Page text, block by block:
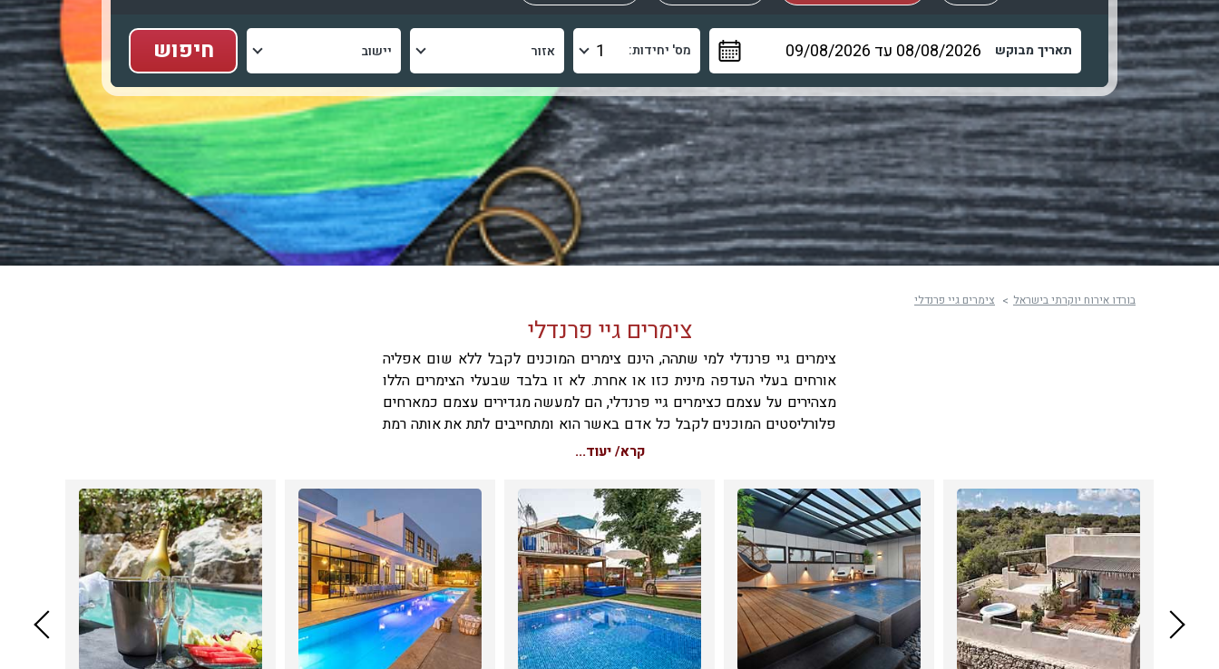
תאריך מבוקש מס' יחידות:
בורדו אירוח יוקרתי בישראל צימרים גיי פרנדלי
צימרים גיי פרנדלי
צימרים גיי פרנדלי למי שתהה, הינם צימרים המוכנים לקבל ללא שום אפליה
אורחים בעלי העדפה מינית כזו או אחרת. לא זו בלבד שבעלי הצימרים הללו
מצהירים על עצמם כצימרים גיי פרנדלי, הם למעשה מגדירים עצמם כמארחים
פלורליסטים המוכנים לקבל כל אדם באשר הוא ומתחייבים לתת את אותה רמת
ושירותים מבעלי עסקים או ארגונים שידידותיים לרעיונות שהקהילה מייצגת
ובכלל זה נופשים וחופשות במתחמים המגדירים עצמם צימרים גיי פרנדלי.
אבל למעשה, לא רק הקהילה הגאה תעדיף לעשות זאת, כל מי שרואה עצמו
כתומך בחופש הבחירה שאינו תלוי באמונה דת גזע ומין, או לצורך העניין
העדפה מינית מעדיף גם הוא להתארח במקומות שהוגדרו צימרים גיי פרנדלי.
כחלק ממדיניותו של מדריך בורדו, כל בעל עסק המבקש לפרסם באתר וכמובן
עומד בקריטריונים הנדרשים של איכות ויוקרה, מתבקש להגדיר האם הוא רואה
קרא/ יעוד...